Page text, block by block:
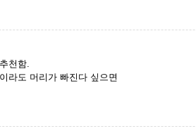
천함.
라도 머리가 빠진다 싶으면